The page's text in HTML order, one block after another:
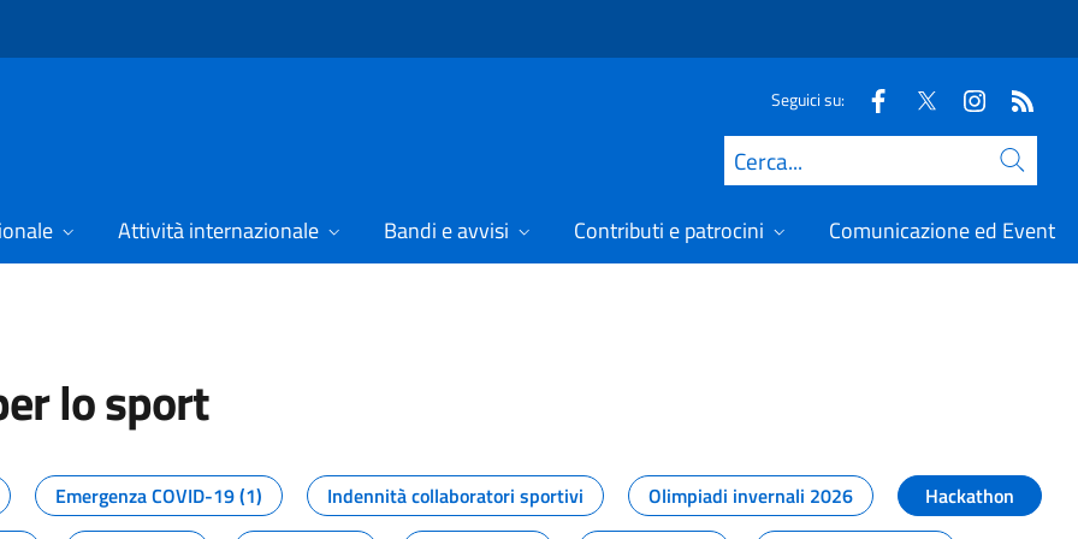
Seguici su:
Cerca
Attività internazionale Bandi e avvisi Contributi e patrocini Comunicazione ed Eventi
lo sport
dal Dipartimento per lo sport
Emergenza COVID-19 (1) Indennità collaboratori sportivi Olimpiadi invernali 2026
Hackathon